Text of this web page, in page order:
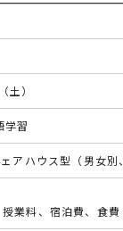
）
学習
アハウス型（男女別
業料、宿泊費、食